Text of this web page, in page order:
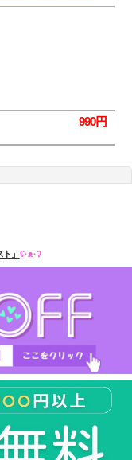
990円
」 ʕ·ᴥ·ʔ